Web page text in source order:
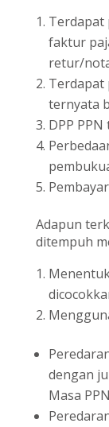
Terdapat
faktur
retur/
Terdapat
ternyata
DPP
Adapun
ditempuh
dengan
Masa